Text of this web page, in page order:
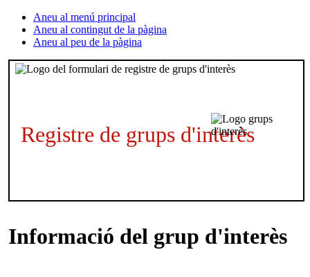
Aneu al menú principal
Aneu al contingut de la pàgina
Aneu al peu de la pàgina
Registre de grups d'interès
Informació del grup d'interès